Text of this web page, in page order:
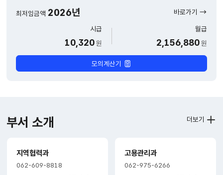
최저임금액 2026년
시급
10,320 원
월급
2,156,880원
바로가기
모의계산기
부서 소개
지역협력과
062-609-8818
고용관리과
062-975-6266
더보기